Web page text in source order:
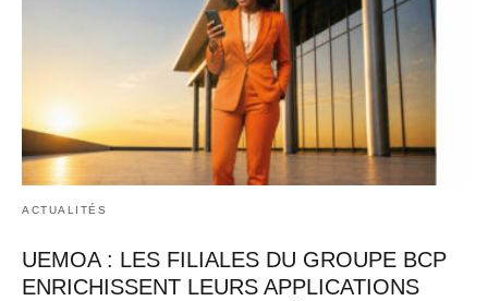
ACTUALITÉS
UEMOA : LES FILIALES DU GROUPE BCP
ENRICHISSENT LEURS APPLICATIONS